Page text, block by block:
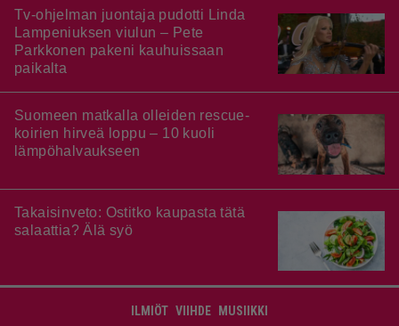
Tv-ohjelman juontaja pudotti Linda
Lampeniuksen viulun – Pete
Parkkonen pakeni kauhuissaan
paikalta
Suomeen matkalla olleiden rescue-
koirien hirveä loppu – 10 kuoli
lämpöhalvaukseen
Takaisinveto: Ostitko kaupasta tätä
salaattia? Älä syö
ILMIÖT VIIHDE MUSIIKKI